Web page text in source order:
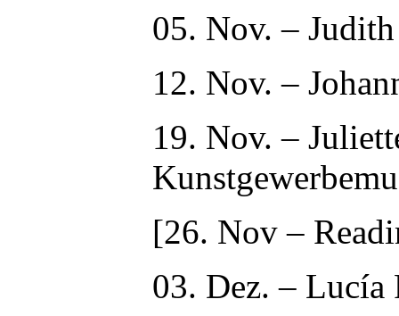
05. Nov. –
12. Nov. –
19. Nov. –
[26. Nov –
03. Dez. –